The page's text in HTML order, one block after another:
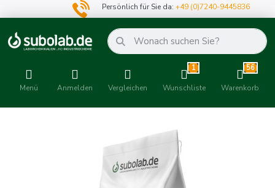
Persönlich für Sie da:+49 (0)7240-9445836
Menü Anmelden Vergleichen
1
Wunschliste
56
Warenkorb